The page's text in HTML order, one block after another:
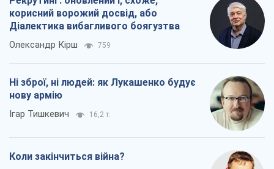
корисний ворожий досвід, або
Діалектика вибагливого боягузтва
Олександр Кірш 759
Ні зброї, ні людей: як Лукашенко будує
нову армію
Ігар Тишкевич 16,2 т.
Коли закінчиться війна?